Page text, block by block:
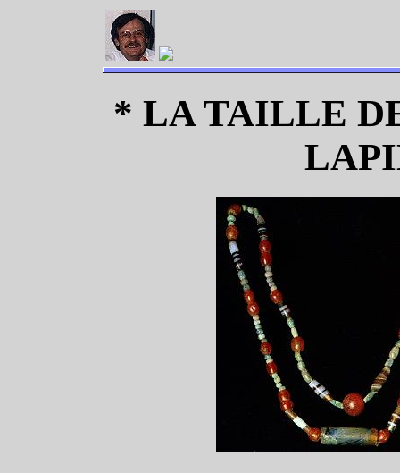
* LA TAILLE